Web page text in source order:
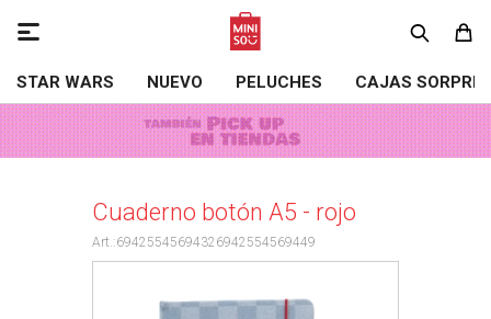
STAR WARS NUEVO PELUCHES CAJAS

Cuaderno botón A5 - rojo
69425545694326942554569449